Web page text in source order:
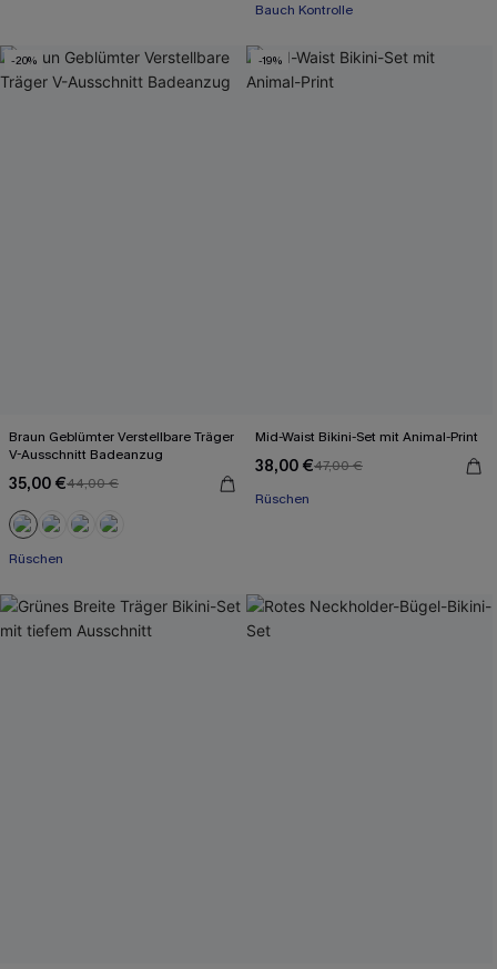
Bauch Kontrolle
-20%
Braun Geblümter Verstellbare Träger
V-Ausschnitt Badeanzug
35,00 €44,00 €
Rüschen
-19%
Mid-Waist Bikini-Set mit Animal-Print
38,00 €47,00 €
Rüschen